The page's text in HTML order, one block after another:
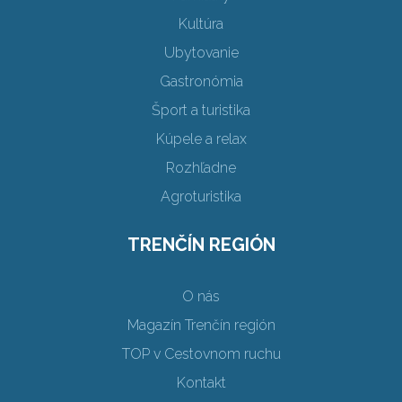
Kultúra
Ubytovanie
Gastronómia
Šport a turistika
Kúpele a relax
Rozhľadne
Agroturistika
TRENČÍN REGIÓN
O nás
Magazín Trenčín región
TOP v Cestovnom ruchu
Kontakt